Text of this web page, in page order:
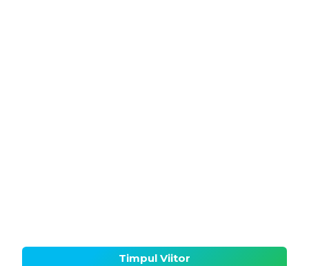
Timpul Viitor